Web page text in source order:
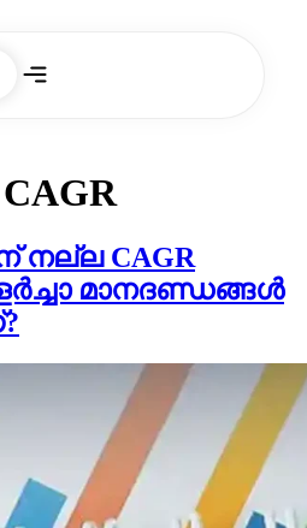
CAGR
മാനദണ്ഡങ്ങൾ